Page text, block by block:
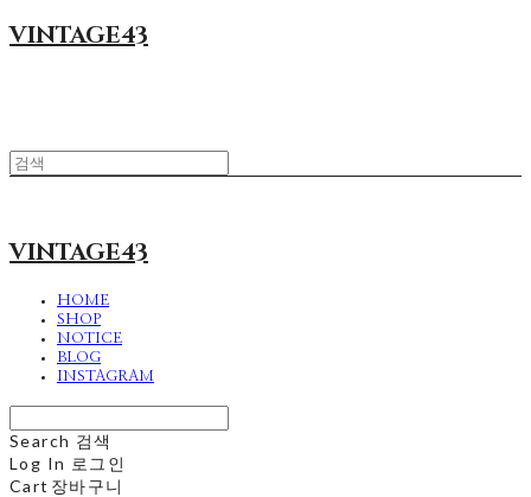
VINTAGE43
VINTAGE43
HOME
SHOP
NOTICE
BLOG
INSTAGRAM
Search 검색
Log In 로그인
Cart 장바구니